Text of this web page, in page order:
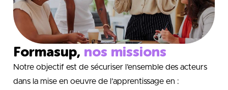
Formasup, nos missions
Notre objectif est de sécuriser l’ensemble des acteurs
dans la mise en oeuvre de l’apprentissage en :